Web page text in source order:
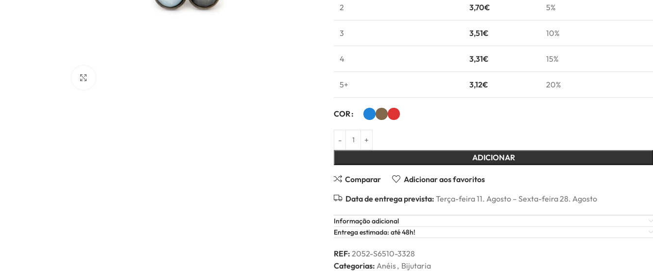
2 3,70€ 5%
3 3,51€ 10%
4 3,31€ 15%
5+ 3,12€ 20%
COR
ADICIONAR
Comparar Adicionar aos favoritos
Data de entrega prevista: Terça-feira 11. Agosto – Sexta-feira 28. Agosto
Informação adicional
Entrega estimada: até 48h!
REF: 2052-S6510-3328
Categorias: Anéis, Bijutaria